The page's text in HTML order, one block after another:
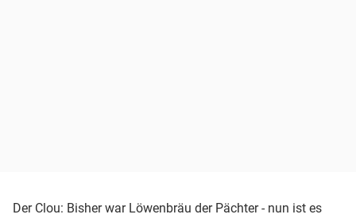
Der Clou: Bisher war Löwenbräu der Pächter - nun ist es